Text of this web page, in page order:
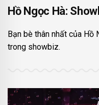
Hồ Ngọc Hà:
Bạn bè thân nhất của Hồ
trong showbiz.